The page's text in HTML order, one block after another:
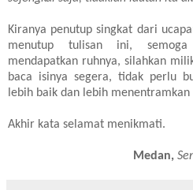
Kiranya penutup singkat dari
menutup tulisan ini,
mendapatkan ruhnya, silahkan
baca isinya segera, tidak perlu
lebih baik dan lebih menentramkan
Akhir kata selamat menikmati.
Medan,